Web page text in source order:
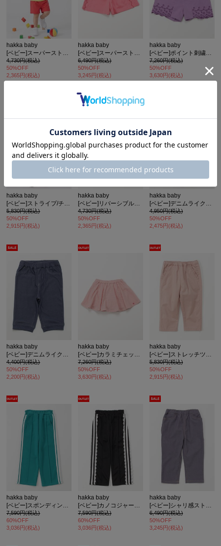
hakka baby
4,730円(税込)
50%OFF
2,365円(税込)
hakka baby
6,490円(税込)
50%OFF
3,245円(税込)
hakka baby
[ベビー]ポイント刺繍ショートパンツ
7,260円(税込)
50%OFF
3,630円(税込)
hakka baby
[ベビー]ストライプ/チェックハーフパンツ
5,830円(税込)
50%OFF
2,915円(税込)
hakka baby
[ベビー]リバーシブルハーフパンツ
4,730円(税込)
50%OFF
2,365円(税込)
hakka baby
[ベビー]デニムライクキュロットスカート
4,950円(税込)
50%OFF
2,475円(税込)
hakka baby
[ベビー]デニムライクパンツ
4,400円(税込)
50%OFF
2,200円(税込)
hakka baby
[ベビー]カラミチェックドビーパンツ付きスカート
7,260円(税込)
50%OFF
3,630円(税込)
hakka baby
[ベビー]ストレッチツイルスリムパンツ
5,830円(税込)
50%OFF
2,915円(税込)
hakka baby
7,590円(税込)
60%OFF
3,036円(税込)
hakka baby
7,590円(税込)
60%OFF
3,036円(税込)
hakka baby
6,490円(税込)
50%OFF
3,245円(税込)